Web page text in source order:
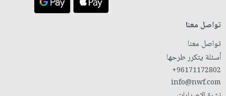
تواصل معنا
تواصل معنا
أسئلة يتكرر طرحها
+96171172802
info@nwf.com